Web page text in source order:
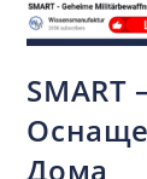
SMART
Дома